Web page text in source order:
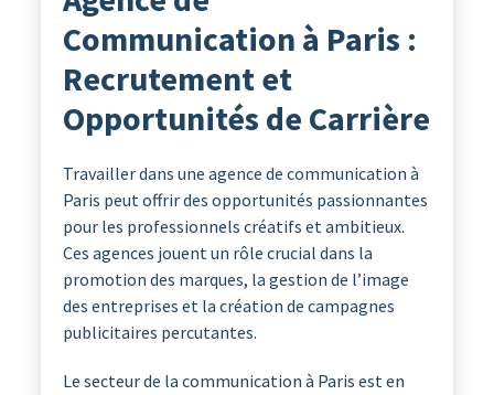
Communication à Paris :
Recrutement et
Opportunités de Carrière
Travailler dans une agence de communication à
Paris peut offrir des opportunités passionnantes
pour les professionnels créatifs et ambitieux.
Ces agences jouent un rôle crucial dans la
promotion des marques, la gestion de l’image
des entreprises et la création de campagnes
publicitaires percutantes.
Le secteur de la communication à Paris est en